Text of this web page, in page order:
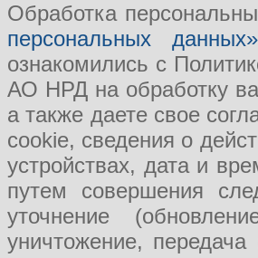
Обработка
персональных данных»
ознакомились с
АО НРД на обработку
а также даете свое
cookie, сведения о
устройствах, дата и
путем совершения
уточнение
уничтожение,